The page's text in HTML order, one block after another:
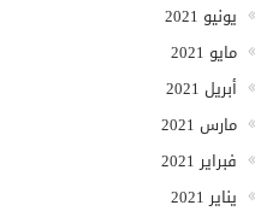
يونيو 2021
مايو 2021
أبريل 2021
مارس 2021
فبراير 2021
يناير 2021